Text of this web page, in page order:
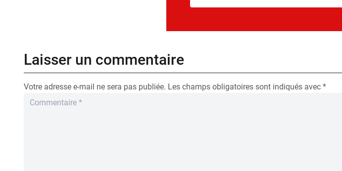
Laisser un commentaire
Votre adresse e-mail ne sera pas publiée. Les champs obligatoires sont indiqués avec *